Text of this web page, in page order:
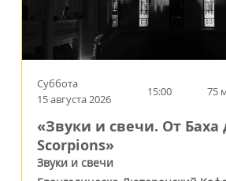
Суббота
15 августа 2026
15:00 75
«Звуки и свечи. От Баха
Scorpions»
Звуки и свечи